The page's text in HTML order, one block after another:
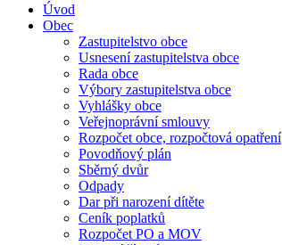
Úvod
Obec
Zastupitelstvo obce
Usnesení zastupitelstva obce
Rada obce
Výbory zastupitelstva obce
Vyhlášky obce
Veřejnoprávní smlouvy
Rozpočet obce, rozpočtová opatření
Povodňový plán
Sběrný dvůr
Odpady
Dar při narození dítěte
Ceník poplatků
Rozpočet PO a MOV